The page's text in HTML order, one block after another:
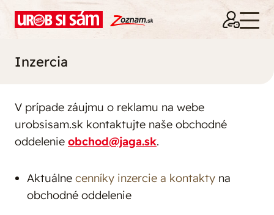
Inzercia
V prípade záujmu o reklamu na webe
urobsisam.sk kontaktujte naše obchodné
oddelenie obchod@jaga.sk.
Aktuálne cenníky inzercie a kontakty na
obchodné oddelenie